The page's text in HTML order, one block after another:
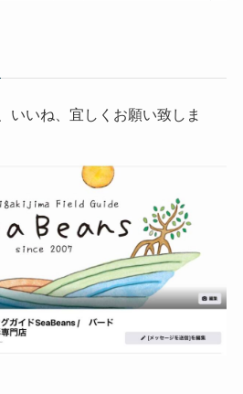
いいね、宜しくお願い致しま